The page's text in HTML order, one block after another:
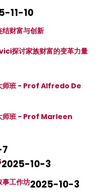
11-10
结财富与创新
探讨家族财富的变革力量
师班 - Prof Alfredo De
师班 - Prof Marleen
2025-10-3
事工作坊2025-10-3